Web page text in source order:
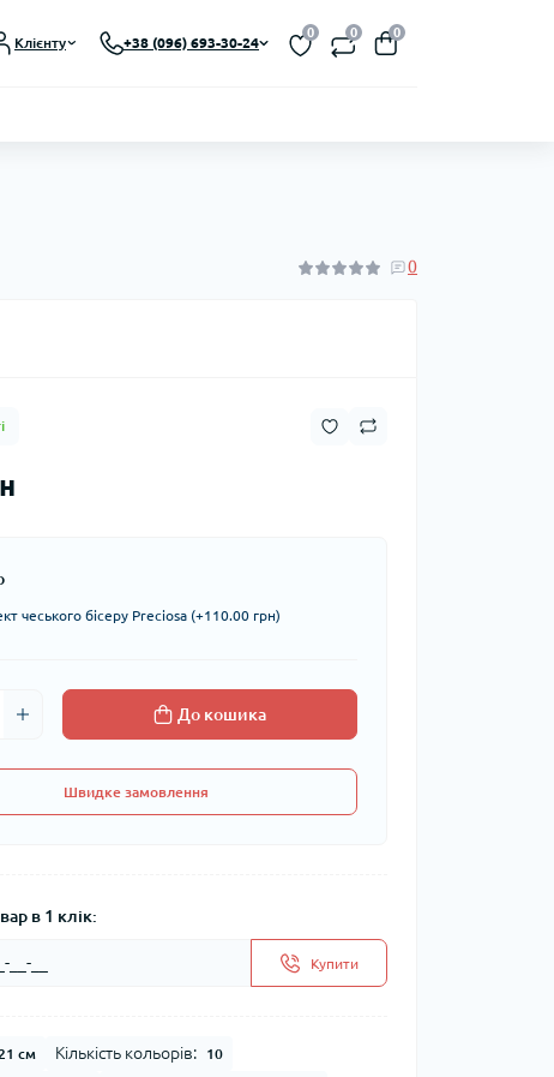
Клієнту +38 (096) 693-30-24
0 0 0
0
чеського бісеру Preciosa (+110.00 грн)
До кошика
Швидке замовлення
в 1 клік:
Купити
см Кількість кольорів: 10